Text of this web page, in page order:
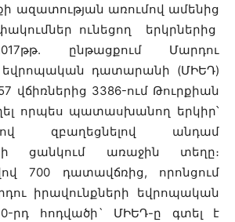
ազատության առումով ամենից
ունեցող երկրներից
ընթացքում Մարդու
եվրոպական դատարանի (ՄԻԵԴ)
վճիռներից 3386-ում Թուրքիան
որպես պատասխանող երկիր՝
զբաղեցնելով անդամ
ցանկում առաջին տեղը։
700 դատավճռից, որոնցում
իրավունքների եվրոպական
րդ հոդվածի` ՄԻԵԴ-ը գտել է